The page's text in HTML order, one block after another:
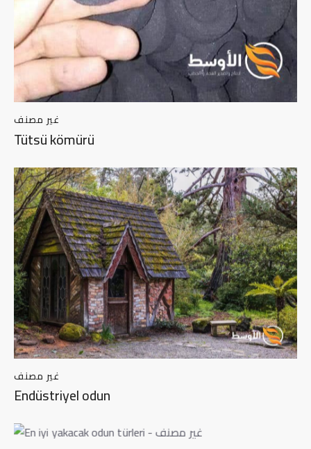
غير مصنف
Tütsü kömürü
غير مصنف
Endüstriyel odun